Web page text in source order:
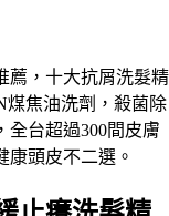
薦，十大抗屑洗髮精
煤焦油洗劑，殺菌除
全台超過300間皮膚
康頭皮不二選。